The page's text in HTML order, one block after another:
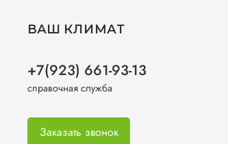
ВАШ КЛИМАТ
+7(923) 661-93-13
справочная служба
Заказать звонок